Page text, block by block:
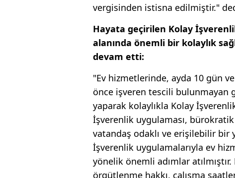
vergisinden istisna edilmiştir."
Hayata geçirilen Kolay
alanında önemli bir kolaylık
devam etti:
"Ev hizmetlerinde, ayda 10 gün
önce işveren tescili bulunmayan
yaparak kolaylıkla Kolay
İşverenlik uygulaması,
vatandaş odaklı ve erişilebilir bir
İşverenlik uygulamalarıyla ev
yönelik önemli adımlar
örgütlenme hakkı, çalışma